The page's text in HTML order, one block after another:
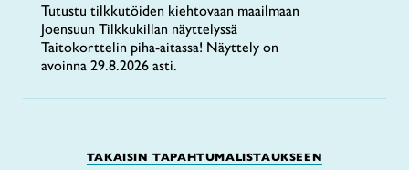
Tutustu tilkkutöiden kiehtovaan maailmaan
Joensuun Tilkkukillan näyttelyssä
Taitokorttelin piha-aitassa! Näyttely on
avoinna 29.8.2026 asti.
TAKAISIN TAPAHTUMALISTAUKSEEN